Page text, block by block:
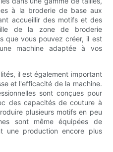
à la broderie de base aux
accueillir des motifs et des
de la zone de broderie
que vous pouvez créer, il est
machine adaptée à vos
il est également important
et l'efficacité de la machine.
sont conçues pour
des capacités de couture à
plusieurs motifs en peu
sont même équipées de
une production encore plus